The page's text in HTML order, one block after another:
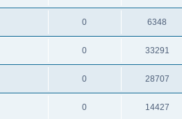
0 6348
0 33291
0 28707
0 14427